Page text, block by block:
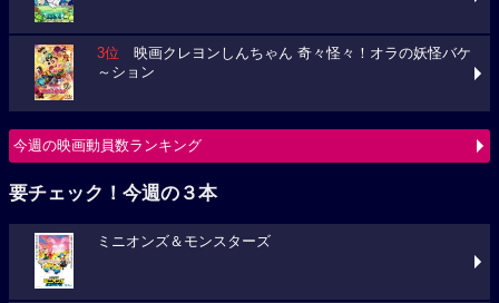
3位 映画クレヨンしんちゃん 奇々怪々！オラの妖怪バケ
～ション
今週の映画動員数ランキング
要チェック！今週の３本
ミニオンズ＆モンスターズ